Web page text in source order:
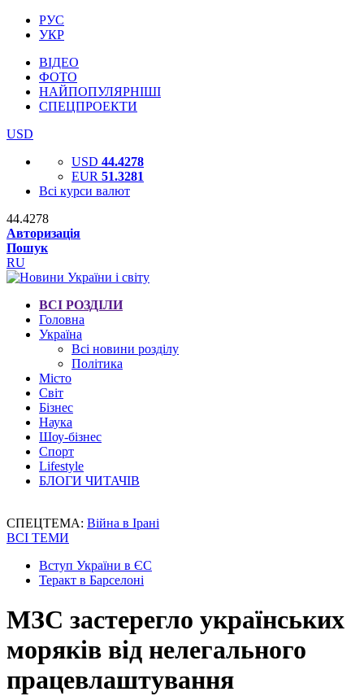
РУС
УКР
ВІДЕО
ФОТО
НАЙПОПУЛЯРНІШІ
СПЕЦПРОЕКТИ
USD
USD 44.4278
EUR 51.3281
Всі курси валют
44.4278
Авторизація
Пошук
RU
ВСІ РОЗДІЛИ
Головна
Україна
Всі новини розділу
Політика
Місто
Світ
Бізнес
Наука
Шоу-бізнес
Спорт
Lifestyle
БЛОГИ ЧИТАЧІВ
СПЕЦТЕМА: Війна в Ірані
ВСІ ТЕМИ
Вступ України в ЄС
Теракт в Барселоні
МЗС застерегло українських
моряків від нелегального
працевлаштування